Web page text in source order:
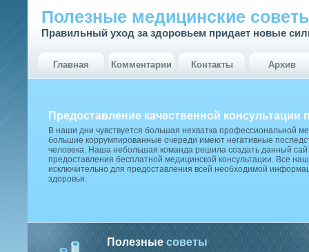
Полезные медицинские
Правильный уход за здоровьем придает новые
Главная Комментарии Контакты Архив
Предоставление качественной консультации
В наши дни чувствуется большая нехватка профессиональной
большие коррумпированные очереди имеют негативные
человека. Наша небольшая команда решила создать данный
предоставления бесплатной медицинской консультации. Все
исключительно для предоставления всей необходимой
здоровья.
Полезныесоветы